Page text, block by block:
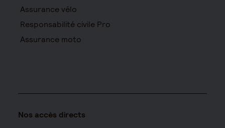
Assurance vélo
Responsabilité civile Pro
Assurance moto
Nos accès directs